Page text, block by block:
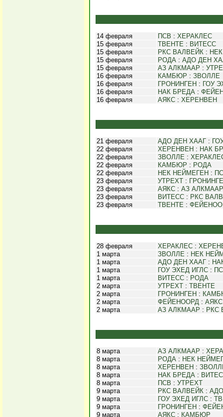
14 февраля ПСВ : ХЕРАКЛЕС
15 февраля
ТВЕНТЕ : ВИТЕСС
15 февраля
РКС ВАЛВЕЙК :
15 февраля
РОДА : АДО ДЕН
15 февраля
АЗ АЛКМААР :
16 февраля
КАМБЮР : ЗВОЛЛЕ
16 февраля
ГРОНИНГЕН : ГОУ
16 февраля
НАК БРЕДА :
16 февраля
АЯКС : ХЕРЕНВЕН
21 февраля АДО ДЕН ХААГ :
22 февраля
ХЕРЕНВЕН : НАК
22 февраля
ЗВОЛЛЕ :
22 февраля
КАМБЮР : РОДА
22 февраля
НЕК НЕЙМЕГЕН :
23 февраля
УТРЕХТ :
23 февраля
АЯКС : АЗ АЛКМААР
23 февраля
ВИТЕСС : РКС
23 февраля
ТВЕНТЕ :
28 февраля ХЕРАКЛЕС :
1 марта
ЗВОЛЛЕ : НЕК
1 марта
АДО ДЕН ХААГ :
1 марта
ГОУ ЭХЕД ИГЛС :
1 марта
ВИТЕСС : РОДА
2 марта
УТРЕХТ : ТВЕНТЕ
2 марта
ГРОНИНГЕН :
2 марта
ФЕЙЕНООРД : АЯКС
2 марта
АЗ АЛКМААР : РКС
8 марта АЗ АЛКМААР :
8 марта
РОДА : НЕК
8 марта
ХЕРЕНВЕН :
8 марта
НАК БРЕДА :
8 марта
ПСВ : УТРЕХТ
9 марта
РКС ВАЛВЕЙК :
9 марта
ГОУ ЭХЕД ИГЛС :
9 марта
ГРОНИНГЕН :
9 марта
АЯКС : КАМБЮР